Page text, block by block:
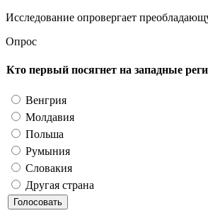
Исследование опровергает
Опрос
Кто первый посягнет на западные
Венгрия
Молдавия
Польша
Румыния
Словакия
Другая страна